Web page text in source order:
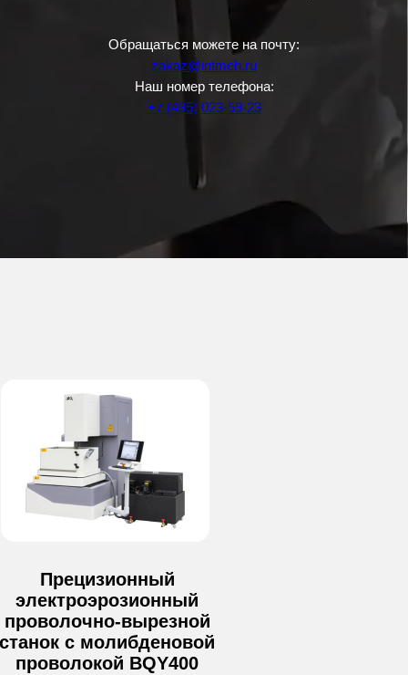
Обращаться можете на почту:
zakaz@intmeh.ru
Наш номер телефона:
+7 (495) 023-59-23
Прецизионный
электроэрозионный
проволочно-вырезной
станок с молибденовой
проволокой BQY400